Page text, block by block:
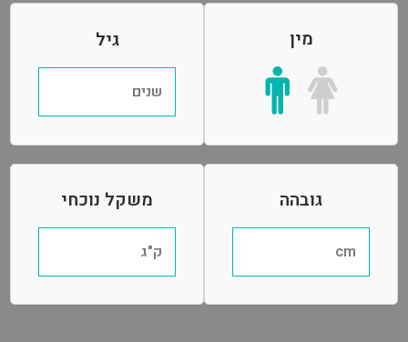
מין גיל
שנים
גובהה
cm
משקל נוכחי
ק"ג